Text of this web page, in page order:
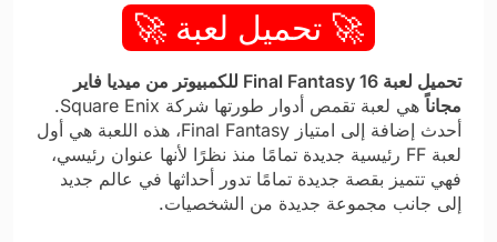
🚀 تحميل لعبة 🚀
تحميل لعبة Final Fantasy 16 للكمبيوتر من ميديا فاير
مجاناً
هي لعبة تقمص أدوار طورتها شركة Square Enix.
أحدث إضافة إلى امتياز Final Fantasy، هذه اللعبة هي أول
لعبة FF رئيسية جديدة تمامًا منذ نظرًا لأنها عنوان رئيسي،
فهي تتميز بقصة جديدة تمامًا تدور أحداثها في عالم جديد
إلى جانب مجموعة جديدة من الشخصيات.